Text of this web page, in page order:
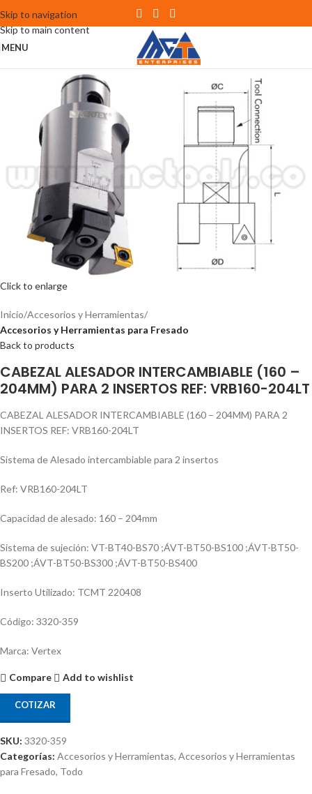
Skip to navigation
Skip to main content
MENU
Click to enlarge
Inicio Accesorios y Herramientas
Accesorios y Herramientas para Fresado
Back to products
CABEZAL ALESADOR INTERCAMBIABLE (160 –
204MM) PARA 2 INSERTOS REF: VRB160-204LT
CABEZAL ALESADOR INTERCAMBIABLE (160 – 204MM) PARA 2
INSERTOS REF: VRB160-204LT
Sistema de Alesado intercambiable para 2 insertos
Ref: VRB160-204LT
Capacidad de alesado: 160 – 204mm
Sistema de sujeción: VT-BT40-BS70 ;ÁVT-BT50-BS100 ;ÁVT-BT50-
BS200 ;ÁVT-BT50-BS300 ;ÁVT-BT50-BS400
Inserto Utilizado: TCMT 220408
Código: 3320-359
Marca: Vertex
Compare Add to wishlist
COTIZAR
SKU: 3320-359
Categorías: Accesorios y Herramientas, Accesorios y Herramientas
para Fresado, Todo